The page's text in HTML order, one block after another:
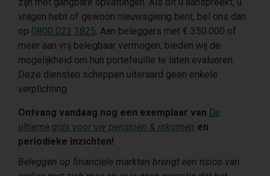
vragen hebt of gewoon nieuwsgierig bent, bel ons dan
op 0800 023 3825. Aan beleggers met € 350.000 of
meer aan vrij belegbaar vermogen, bieden wij de
mogelijkheid om hun portefeuille te laten evalueren.
Deze diensten scheppen uiteraard geen enkele
verplichting.
Ontvang vandaag nog een exemplaar van De
ultieme gids voor uw pensioen & inkomen en
periodieke inzichten!
Beleggen op financiële markten brengt een risico van